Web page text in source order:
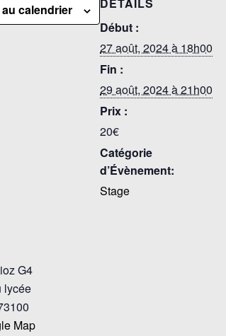
calendrier
Début :
27 août, 2024 à 18h00
Fin :
29 août, 2024 à 21h00
Prix :
20€
Catégorie
d’Évènement:
Stage
G4
lycée
Map